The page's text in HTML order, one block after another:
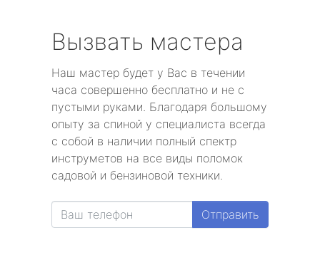
Вызвать мастера
Наш мастер будет у Вас в течении
часа совершенно бесплатно и не с
пустыми руками. Благодаря большому
опыту за спиной у специалиста всегда
с собой в наличии полный спектр
инструметов на все виды поломок
садовой и бензиновой техники.
Отправить